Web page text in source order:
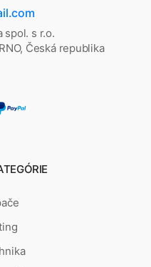
spol. s r.o.
Česká republika